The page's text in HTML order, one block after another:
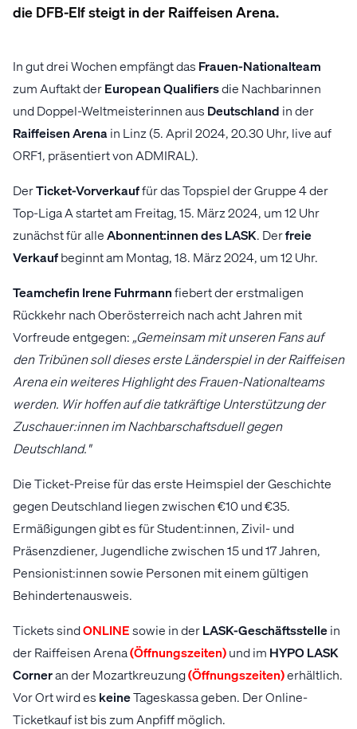
die DFB-Elf steigt in der Raiffeisen Arena.
In gut drei Wochen empfängt das Frauen-Nationalteam
zum Auftakt derEuropean Qualifiersdie Nachbarinnen
und Doppel-Weltmeisterinnen aus Deutschland in der
Raiffeisen Arena in Linz (5. April 2024, 20.30 Uhr, live auf
ORF1, präsentiert von ADMIRAL).
DerTicket-Vorverkauffür das Topspiel der Gruppe 4 der
Top-Liga A startet am Freitag, 15. März 2024, um 12 Uhr
zunächst für alleAbonnent:innendes LASK. Derfreie
Verkaufbeginnt am Montag, 18. März 2024, um 12 Uhr.
Teamchefin Irene Fuhrmannfiebert der erstmaligen
Rückkehr nach Oberösterreich nach acht Jahren mit
Vorfreude entgegen: „Gemeinsam mit unseren Fans auf
den Tribünen soll dieses erste Länderspiel in der Raiffeisen
Arena ein weiteres Highlight des Frauen-Nationalteams
werden. Wir hoffen auf die tatkräftige Unterstützung der
Zuschauer:innen im Nachbarschaftsduell gegen
Deutschland."
Die Ticket-Preise für das erste Heimspiel der Geschichte
gegen Deutschland liegen zwischen €10 und €35.
Ermäßigungen gibt es für Student:innen, Zivil- und
Präsenzdiener, Jugendliche zwischen 15 und 17 Jahren,
Pensionist:innen sowie Personen mit einem gültigen
Behindertenausweis.
Tickets sindONLINEsowie in derLASK-Geschäftsstellein
der Raiffeisen Arena(Öffnungszeiten)und im HYPO LASK
Corneran der Mozartkreuzung(Öffnungszeiten)erhältlich.
Vor Ort wird es keineTageskassa geben. Der Online-
Ticketkauf ist bis zum Anpfiff möglich.